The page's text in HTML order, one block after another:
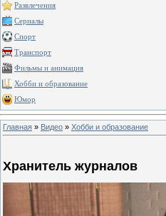
Развлечения
Сериалы
Спорт
Транспорт
Фильмы и анимация
Хобби и образование
Юмор
Главная » Видео » Хобби и образование
Хранитель журналов